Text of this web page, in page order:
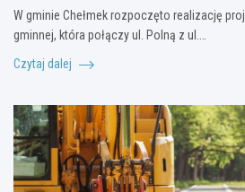
W gminie Chełmek rozpoczęto realizację
gminnej, która połączy ul. Polną z ul.…
Czytaj dalej